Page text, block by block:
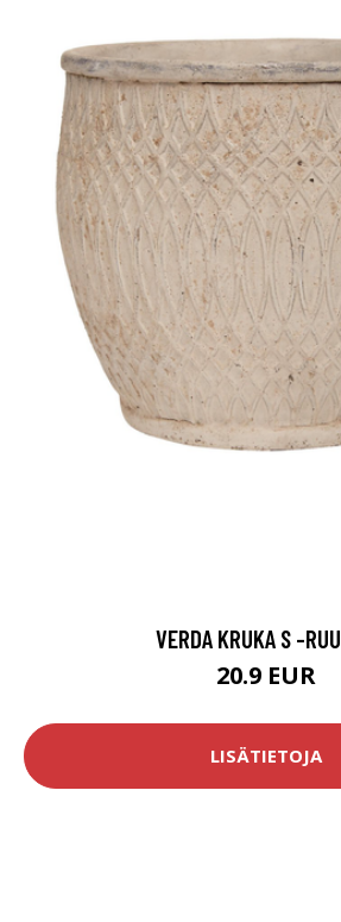
VERDA KRUKA S -
20.9 EUR
LISÄTIETOJA